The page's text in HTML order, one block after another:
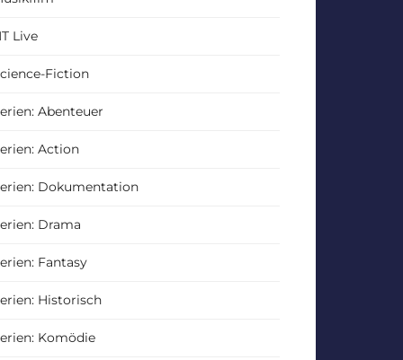
Live
Fiction
Abenteuer
Action
Dokumentation
Drama
Fantasy
Historisch
Komödie